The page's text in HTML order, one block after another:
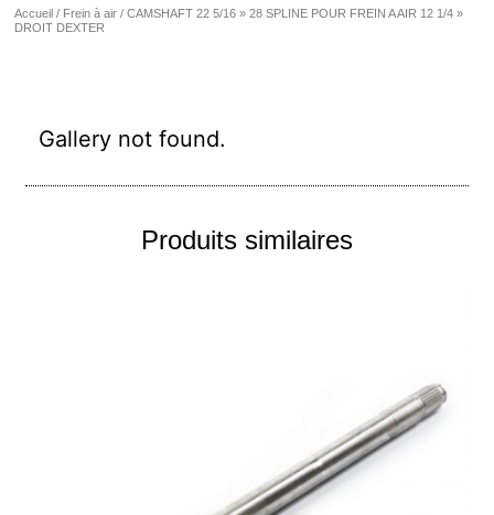
Accueil / Frein à air / CAMSHAFT 22 5/16 » 28 SPLINE POUR FREIN A AIR 12 1/4 »
DROIT DEXTER
Gallery not found.
Produits similaires